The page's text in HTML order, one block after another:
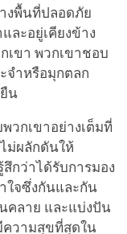
งพื้นที่ปลอดภัย
ละอยู่เคียงข้าง
เขา พวกเขาชอบ
จำหรือมุกตลก
น
วกเขาอย่างเต็มที่
ม่ผลักดันให้
กว่าได้รับการมอง
ใจซึ่งกันและกัน
คลาย และแบ่งปัน
วามสุขที่สุดใน